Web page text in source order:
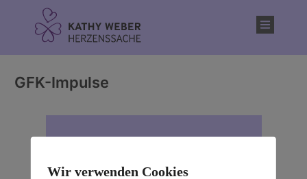
GFK-Impulse
Wir verwenden Cookies